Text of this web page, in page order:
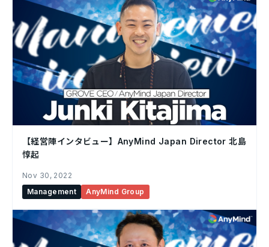
【経営陣インタビュー】AnyMind Japan Director 北島
惇起
Nov 30, 2022
Management
AnyMind Group